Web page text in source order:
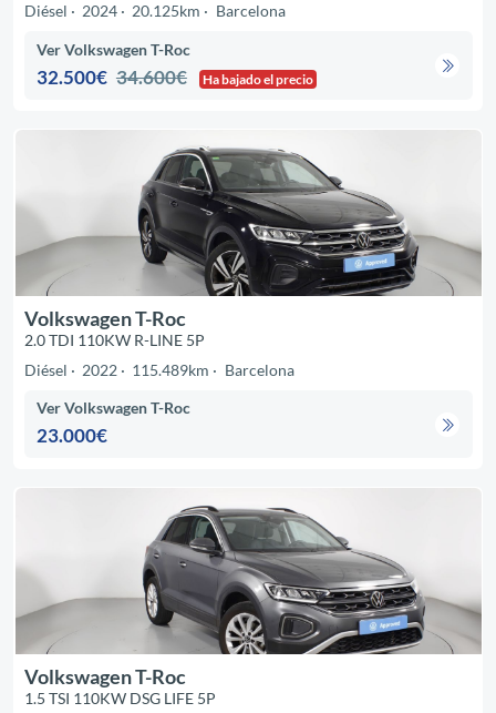
Diésel
2024 20.125km Barcelona
Ver Volkswagen T-Roc
32.500€ 34.600€ Ha bajado el precio
Volkswagen T-Roc
2.0 TDI 110KW R-LINE 5P
Diésel
2022 115.489km Barcelona
Ver Volkswagen T-Roc
23.000€
Volkswagen T-Roc
1.5 TSI 110KW DSG LIFE 5P